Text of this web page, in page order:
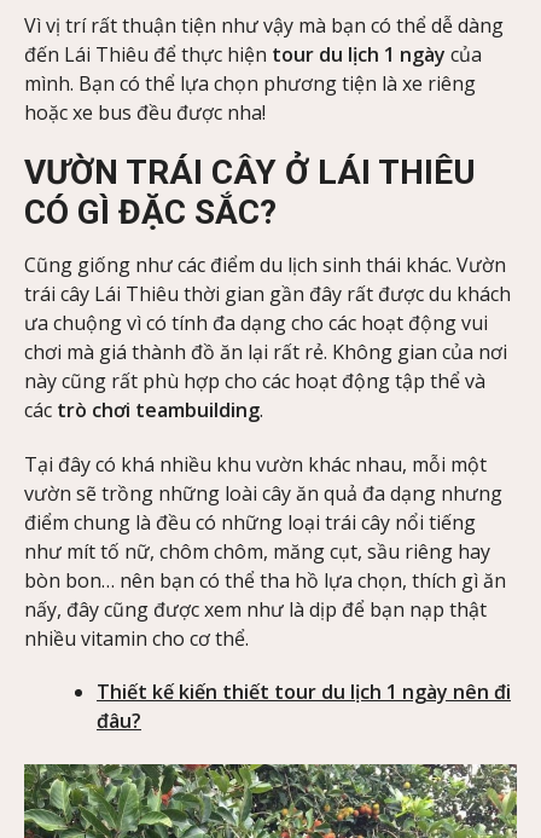
Vì vị trí rất thuận tiện như vậy mà bạn có thể dễ dàng
đến Lái Thiêu để thực hiện tour du lịch 1 ngày của
mình. Bạn có thể lựa chọn phương tiện là xe riêng
hoặc xe bus đều được nha!
VƯỜN TRÁI CÂY Ở LÁI THIÊU
CÓ GÌ ĐẶC SẮC?
Cũng giống như các điểm du lịch sinh thái khác. Vườn
trái cây Lái Thiêu thời gian gần đây rất được du khách
ưa chuộng vì có tính đa dạng cho các hoạt động vui
chơi mà giá thành đồ ăn lại rất rẻ. Không gian của nơi
này cũng rất phù hợp cho các hoạt động tập thể và
các trò chơi teambuilding.
Tại đây có khá nhiều khu vườn khác nhau, mỗi một
vườn sẽ trồng những loài cây ăn quả đa dạng nhưng
điểm chung là đều có những loại trái cây nổi tiếng
như mít tố nữ, chôm chôm, măng cụt, sầu riêng hay
bòn bon… nên bạn có thể tha hồ lựa chọn, thích gì ăn
nấy, đây cũng được xem như là dịp để bạn nạp thật
nhiều vitamin cho cơ thể.
Thiết kế kiến thiết tour du lịch 1 ngày nên đi
đâu?